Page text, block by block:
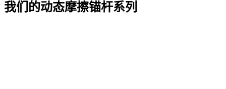
我们的动态摩擦锚杆系列